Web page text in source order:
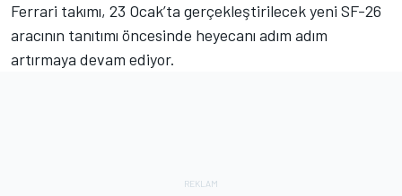
Ferrari takımı, 23 Ocak’ta gerçekleştirilecek yeni SF-26
aracının tanıtımı öncesinde heyecanı adım adım
artırmaya devam ediyor.